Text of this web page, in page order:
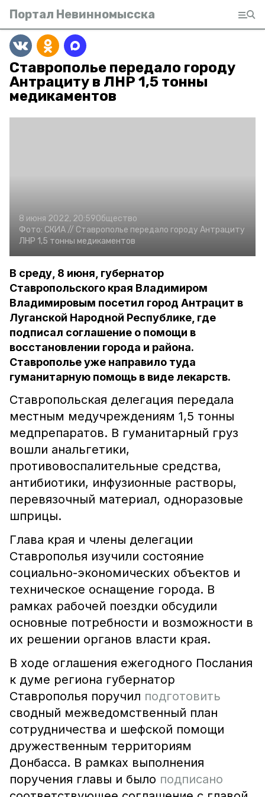
Портал Невинномысска
Ставрополье передало городу
Антрациту в ЛНР 1,5 тонны
медикаментов
8 июня 2022, 20:59Общество
Фото: СКИА // Ставрополье передало городу Антрациту
ЛНР 1,5 тонны медикаментов
В среду, 8 июня, губернатор
Ставропольского края Владимиром
Владимировым посетил город Антрацит в
Луганской Народной Республике, где
подписал соглашение о помощи в
восстановлении города и района.
Ставрополье уже направило туда
гуманитарную помощь в виде лекарств.
Ставропольская делегация передала
местным медучреждениям 1,5 тонны
медпрепаратов. В гуманитарный груз
вошли анальгетики,
противовоспалительные средства,
антибиотики, инфузионные растворы,
перевязочный материал, одноразовые
шприцы.
Глава края и члены делегации
Ставрополья изучили состояние
социально-экономических объектов и
техническое оснащение города. В
рамках рабочей поездки обсудили
основные потребности и возможности в
их решении органов власти края.
В ходе оглашения ежегодного Послания
к думе региона губернатор
Ставрополья поручил подготовить
сводный межведомственный план
сотрудничества и шефской помощи
дружественным территориям
Донбасса. В рамках выполнения
поручения главы и было подписано